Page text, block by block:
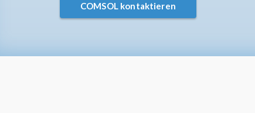
COMSOL kontaktieren